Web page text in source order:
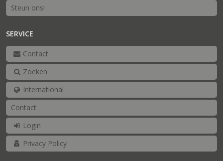
Steun ons!
SERVICE
Contact
Zoeken
International
Contact
Login
Privacy Policy